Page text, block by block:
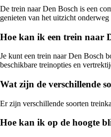
De trein naar Den Bosch is een
genieten van het uitzicht
Hoe kan ik een trein naar
Je kunt een trein naar Den Bosch
beschikbare treinopties en
Wat zijn de verschillende
Er zijn verschillende soorten
Hoe kan ik op de hoogte